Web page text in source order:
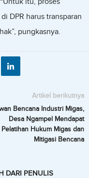
DPR harus transparan
pungkasnya.
Artikel berikutnya
Bencana Industri Migas,
Desa Ngampel Mendapat
Pelatihan Hukum Migas dan
Mitigasi Bencana
DARI PENULIS